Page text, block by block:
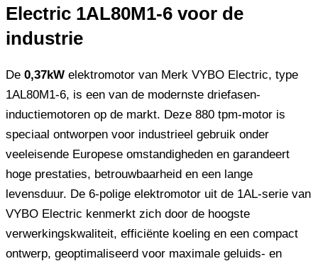
Electric 1AL80M1-6 voor de
industrie
De 0,37kW elektromotor van Merk VYBO Electric, type
1AL80M1-6, is een van de modernste driefasen-
inductiemotoren op de markt. Deze 880 tpm-motor is
speciaal ontworpen voor industrieel gebruik onder
veeleisende Europese omstandigheden en garandeert
hoge prestaties, betrouwbaarheid en een lange
levensduur. De 6-polige elektromotor uit de 1AL-serie van
VYBO Electric kenmerkt zich door de hoogste
verwerkingskwaliteit, efficiënte koeling en een compact
ontwerp, geoptimaliseerd voor maximale geluids- en